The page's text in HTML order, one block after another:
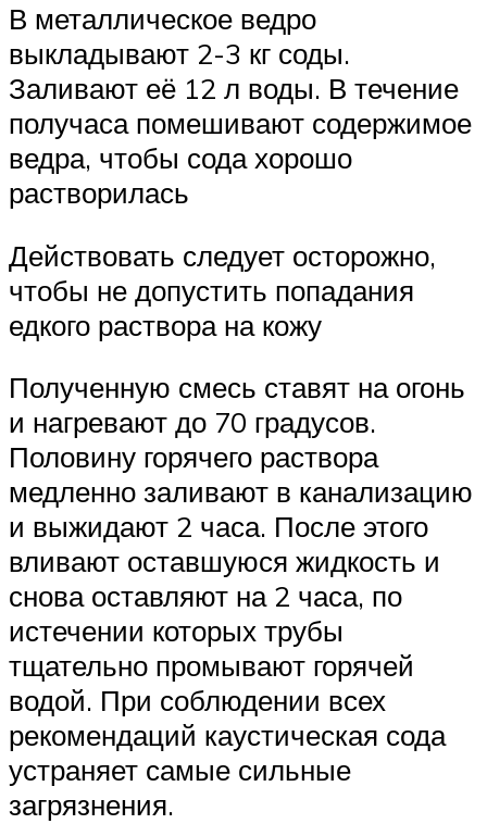
В металлическое ведро
выкладывают 2-3 кг соды.
Заливают её 12 л воды. В течение
получаса помешивают содержимое
ведра, чтобы сода хорошо
растворилась
Действовать следует осторожно,
чтобы не допустить попадания
едкого раствора на кожу
Полученную смесь ставят на огонь
и нагревают до 70 градусов.
Половину горячего раствора
медленно заливают в канализацию
и выжидают 2 часа. После этого
вливают оставшуюся жидкость и
снова оставляют на 2 часа, по
истечении которых трубы
тщательно промывают горячей
водой. При соблюдении всех
рекомендаций каустическая сода
устраняет самые сильные
загрязнения.